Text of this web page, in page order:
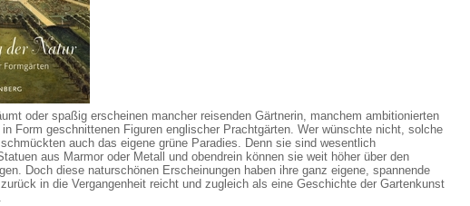
oder spaßig erscheinen mancher reisenden Gärtnerin, manchem ambitionierten
Form geschnittenen Figuren englischer Prachtgärten. Wer wünschte nicht, solche
auch das eigene grüne Paradies. Denn sie sind wesentlich
aus Marmor oder Metall und obendrein können sie weit höher über den
Doch diese naturschönen Erscheinungen haben ihre ganz eigene, spannende
in die Vergangenheit reicht und zugleich als eine Geschichte der Gartenkunst